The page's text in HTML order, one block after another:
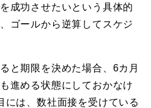
成功させたいという具体的
ゴールから逆算してスケジ
と期限を決めた場合、6カ月
進める状態にしておかなけ
には、数社面接を受けている